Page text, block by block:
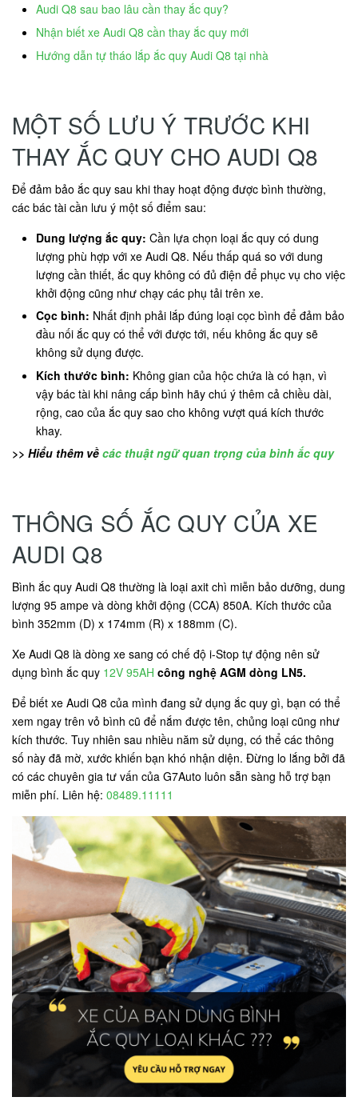
Audi Q8 sau bao lâu cần thay ắc quy?
Nhận biết xe Audi Q8 cần thay ắc quy mới
Hướng dẫn tự tháo lắp ắc quy Audi Q8 tại nhà
MỘT SỐ LƯU Ý TRƯỚC KHI
THAY ẮC QUY CHO AUDI Q8
Để đảm bảo ắc quy sau khi thay hoạt động được bình thường,
các bác tài cần lưu ý một số điểm sau:
Dung lượng ắc quy: Cần lựa chọn loại ắc quy có dung
lượng phù hợp với xe Audi Q8. Nếu thấp quá so với dung
lượng cần thiết, ắc quy không có đủ điện để phục vụ cho việc
khởi động cũng như chạy các phụ tải trên xe.
Cọc bình: Nhất định phải lắp đúng loại cọc bình để đảm bảo
đầu nối ắc quy có thể với được tới, nếu không ắc quy sẽ
không sử dụng được.
Kích thước bình: Không gian của hộc chứa là có hạn, vì
vậy bác tài khi nâng cấp bình hãy chú ý thêm cả chiều dài,
rộng, cao của ắc quy sao cho không vượt quá kích thước
khay.
>> Hiểu thêm về các thuật ngữ quan trọng của bình ắc quy
THÔNG SỐ ẮC QUY CỦA XE
AUDI Q8
Bình ắc quy Audi Q8 thường là loại axit chì miễn bảo dưỡng, dung
lượng 95 ampe và dòng khởi động (CCA) 850A. Kích thước của
bình 352mm (D) x 174mm (R) x 188mm (C).
Xe Audi Q8 là dòng xe sang có chế độ i-Stop tự động nên sử
dụng bình ắc quy 12V 95AH công nghệ AGM dòng LN5.
Để biết xe Audi Q8 của mình đang sử dụng ắc quy gì, bạn có thể
xem ngay trên vỏ bình cũ để nắm được tên, chủng loại cũng như
kích thước. Tuy nhiên sau nhiều năm sử dụng, có thể các thông
số này đã mờ, xước khiến bạn khó nhận diện. Đừng lo lắng bởi đã
có các chuyên gia tư vấn của G7Auto luôn sẵn sàng hỗ trợ bạn
miễn phí. Liên hệ: 08489.11111